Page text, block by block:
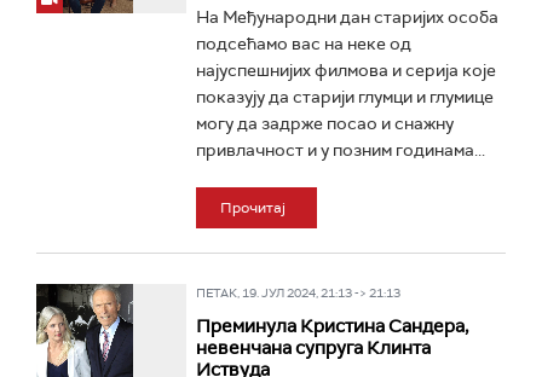
На Међународни дан старијих особа
подсећамо вас на неке од
најуспешнијих филмова и серија које
показују да старији глумци и глумице
могу да задрже посао и снажну
привлачност и у позним годинама...
Прочитај
ПЕТАК, 19. ЈУЛ 2024, 21:13 -> 21:13
Преминула Кристина Сандера,
невенчана супруга Клинта
Иствуда